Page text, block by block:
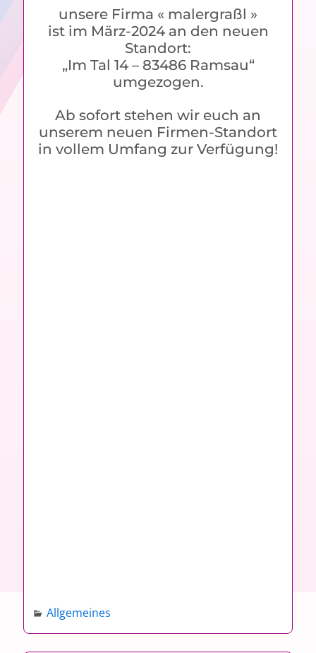
unsere Firma « malergraßl »
ist im März-2024 an den neuen
Standort:
„Im Tal 14 – 83486 Ramsau“
umgezogen.
Ab sofort stehen wir euch an
unserem neuen Firmen-Standort
in vollem Umfang zur Verfügung!
Allgemeines